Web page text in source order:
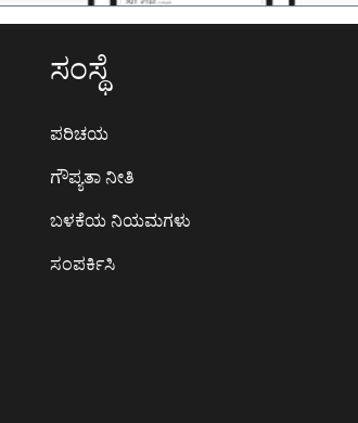
ಸಂಸ್ಥೆ
ಪರಿಚಯ
ಗೌಪ್ಯತಾ ನೀತಿ
ಬಳಕೆಯ ನಿಯಮಗಳು
ಸಂಪರ್ಕಿಸಿ